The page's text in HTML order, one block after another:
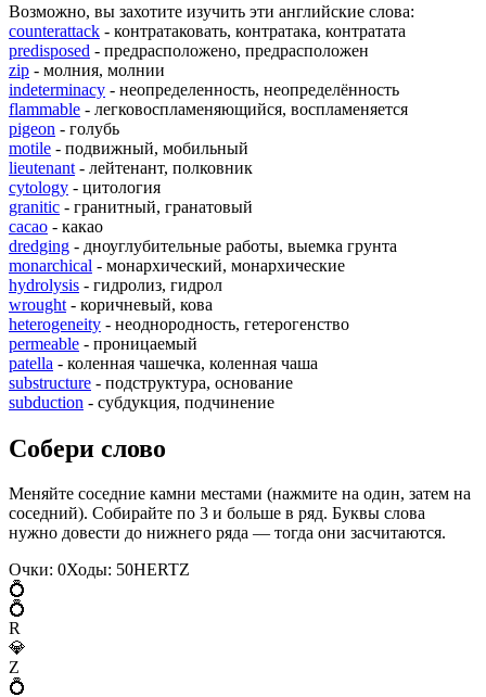
Возможно, вы захотите изучить эти английские слова:
counterattack - контратаковать, контратака, контратата
predisposed - предрасположено, предрасположен
zip - молния, молнии
indeterminacy - неопределенность, неопределённость
flammable - легковоспламеняющийся, воспламеняется
pigeon - голубь
motile - подвижный, мобильный
lieutenant - лейтенант, полковник
cytology - цитология
granitic - гранитный, гранатовый
cacao - какао
dredging - дноуглубительные работы, выемка грунта
monarchical - монархический, монархические
hydrolysis - гидролиз, гидрол
wrought - коричневый, кова
heterogeneity - неоднородность, гетерогенство
permeable - проницаемый
patella - коленная чашечка, коленная чаша
substructure - подструктура, основание
subduction - субдукция, подчинение
Собери слово
Меняйте соседние камни местами (нажмите на один, затем на
соседний). Собирайте по 3 и больше в ряд. Буквы слова
нужно довести до нижнего ряда — тогда они засчитаются.
Очки: 0Ходы: 50HERTZ
💍
💍
R
💎
Z
💍